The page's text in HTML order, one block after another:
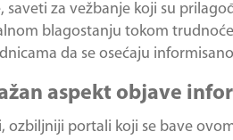
saveti za vežbanje koji su
blagostanju tokom
da se osećaju
aspekt objave
ozbiljniji portali koji se bave